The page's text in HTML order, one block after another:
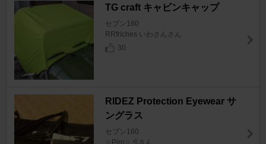
TG craft キャビンキャップ
セブン160
RRfriches いわさんさん
30
RIDEZ Protection Eyewear サ
ングラス
セブン160
☆Piro☆彡さん